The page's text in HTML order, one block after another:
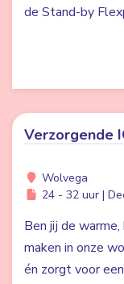
de Stand-by
Verzorgende
Wolvega
24 - 32 uur |
Ben jij de
maken in onze
én zorgt voor